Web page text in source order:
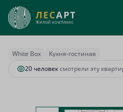
1-комнатная34.28 м
Ипотека от 31 416 руб.
White Box
Кухня-гостиная
20 человексмотрели эту